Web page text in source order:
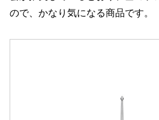
ので、かなり気になる商品です。